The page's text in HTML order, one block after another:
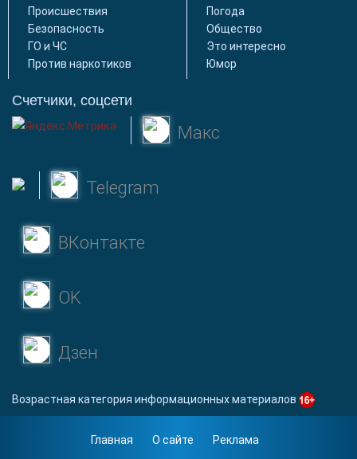
Происшествия
Безопасность
ГО и ЧС
Против наркотиков
Погода
Общество
Это интересно
Юмор
Счетчики, соцсети
Макс
Telegram
ВКонтакте
OK
Дзен
Возрастная категория информационных материалов
Главная О сайте Реклама